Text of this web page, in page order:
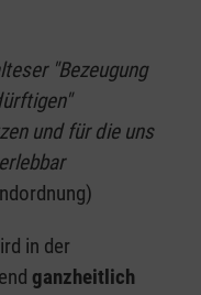
"Bezeugung
und für die uns
in der
ganzheitlich